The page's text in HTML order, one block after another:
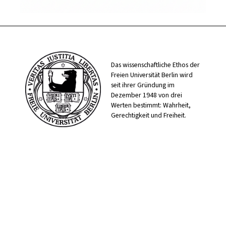
Das wissenschaftliche Ethos der
Freien Universität Berlin wird
seit ihrer Gründung im
Dezember 1948 von drei
Werten bestimmt: Wahrheit,
Gerechtigkeit und Freiheit.